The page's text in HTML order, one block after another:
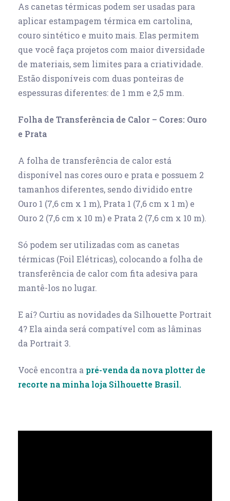
As canetas térmicas podem ser usadas para
aplicar estampagem térmica em cartolina,
couro sintético e muito mais. Elas permitem
que você faça projetos com maior diversidade
de materiais, sem limites para a criatividade.
Estão disponíveis com duas ponteiras de
espessuras diferentes: de 1 mm e 2,5 mm.
Folha de Transferência de Calor – Cores: Ouro
e Prata
A folha de transferência de calor está
disponível nas cores ouro e prata e possuem 2
tamanhos diferentes, sendo dividido entre
Ouro 1 (7,6 cm x 1 m), Prata 1 (7,6 cm x 1 m) e
Ouro 2 (7,6 cm x 10 m) e Prata 2 (7,6 cm x 10 m).
Só podem ser utilizadas com as canetas
térmicas (Foil Elétricas), colocando a folha de
transferência de calor com fita adesiva para
mantê-los no lugar.
E aí? Curtiu as novidades da Silhouette Portrait
4? Ela ainda será compatível com as lâminas
da Portrait 3.
Você encontra a pré-venda da nova plotter de
recorte na minha loja Silhouette Brasil.